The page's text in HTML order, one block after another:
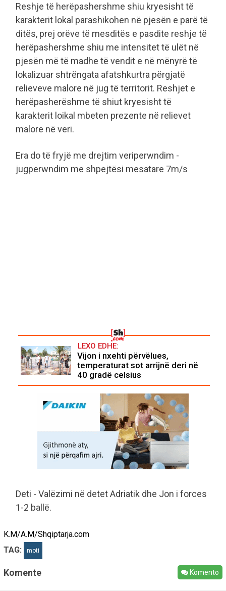
Reshje të herëpashershme shiu kryesisht të
karakterit lokal parashikohen në pjesën e parë të
ditës, prej orëve të mesditës e pasdite reshje të
herëpashershme shiu me intensitet të ulët në
pjesën më të madhe të vendit e në mënyrë të
lokalizuar shtrëngata afatshkurtra përgjatë
relieveve malore në jug të territorit. Reshjet e
herëpasherëshme të shiut kryesisht të
karakterit loikal mbeten prezente në relievet
malore në veri.
Era do të fryjë me drejtim veriperwndim -
jugperwndim me shpejtësi mesatare 7m/s
LEXO EDHE:
Vijon i nxehti përvëlues,
temperaturat sot arrijnë deri në
40 gradë celsius
Deti - Valëzimi në detet Adriatik dhe Jon i forces
1-2 ballë.
K.M/A.M/Shqiptarja.com
TAG:
moti
Komente Komento